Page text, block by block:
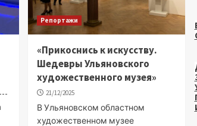
Репортажи
«Прикоснись к искусству.
Шедевры Ульяновского
художественного музея»
21/12/2025
В Ульяновском областном
художественном музее